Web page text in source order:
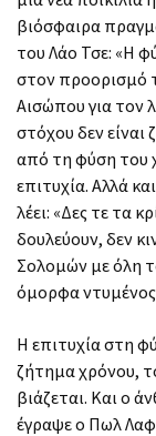
βιόσφαιρα
του Λάο Τσε: «Η
στον προορισμό
Αισώπου για τον
στόχου δεν είναι
από τη φύση του
επιτυχία. Αλλά
λέει: «Δες τε τα
δουλεύουν, δεν
Σολομών με όλη
όμορφα
Η επιτυχία στη
ζήτημα χρόνου,
βιάζεται. Και ο
έγραψε ο Πωλ